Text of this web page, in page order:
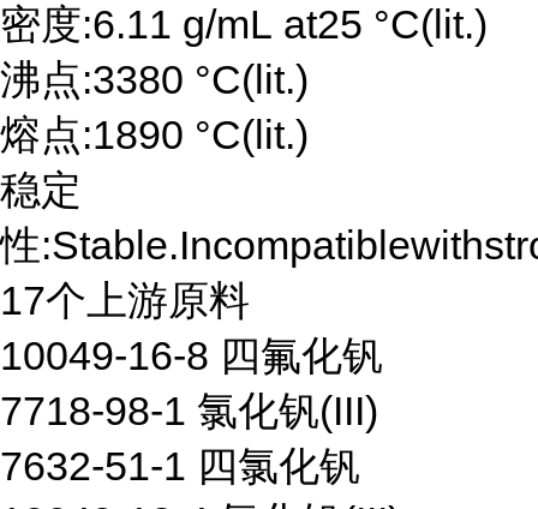
密度:6.11 g/mL at25 °C(lit.)
沸点:3380 °C(lit.)
熔点:1890 °C(lit.)
稳定
性
17个上游原料
10049-16-8 四氟化钒
7718-98-1 氯化钒(III)
7632-51-1 四氯化钒